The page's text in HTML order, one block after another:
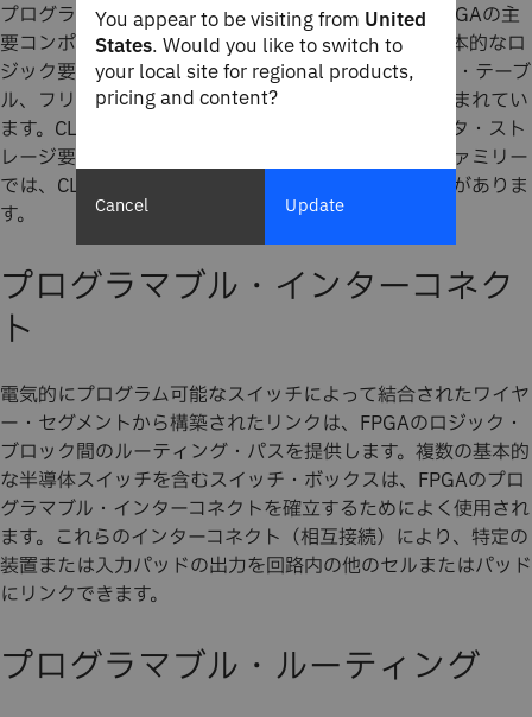
プログラマブル・ロジック・ブロック（CLB）は、FPGAの主
要コンポーネントです。CLBには通常、いくつかの基本的なロ
ジック要素（ロジック・ゲート、小さなルックアップ・テーブ
ル、フリップフロップ、マルチプレクサーなど）が含まれてい
ます。CLB内では通常、フリップフロップが主なデータ・スト
レージ要素として機能しますが、新しいデバイス・ファミリー
では、CLB内に浅いメモリー要素も組み込まれる場合がありま
す。
プログラマブル・インターコネク
ト
電気的にプログラム可能なスイッチによって結合されたワイヤ
ー・セグメントから構築されたリンクは、FPGAのロジック・
ブロック間のルーティング・パスを提供します。複数の基本的
な半導体スイッチを含むスイッチ・ボックスは、FPGAのプロ
グラマブル・インターコネクトを確立するためによく使用され
ます。これらのインターコネクト（相互接続）により、特定の
装置または入力パッドの出力を回路内の他のセルまたはパッド
にリンクできます。
プログラマブル・ルーティング
You appear to be visiting from United
States. Would you like to switch to
your local site for regional products,
pricing and content?
Cancel Update